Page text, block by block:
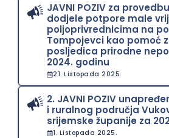
JAVNI POZIV za
dodjele potpore male
poljoprivrednicima na
Tompojevci kao pomoć
posljedica prirodne
2024. godinu
21. Listopada 2025.
2. JAVNI POZIV
i ruralnog područja
srijemske županije za
1. Listopada 2025.